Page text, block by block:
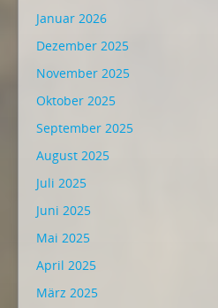
Januar 2026
Dezember 2025
November 2025
Oktober 2025
September 2025
August 2025
Juli 2025
Juni 2025
Mai 2025
April 2025
März 2025